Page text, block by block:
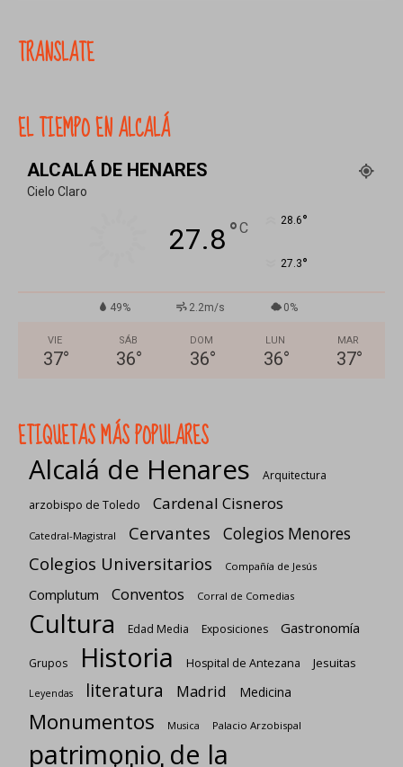
TRANSLATE
EL TIEMPO EN ALCALÁ
ALCALÁ DE HENARES
Cielo Claro
27.8°C 28.6°
27.3°
49% 2.2m/s 0%
VIE
37°
SÁB
36°
DOM
36°
LUN
36°
MAR
37°
ETIQUETAS MÁS POPULARES
Alcalá de Henares
Arquitectura
arzobispo de Toledo
Cardenal Cisneros
Catedral-Magistral Cervantes Colegios Menores
Colegios Universitarios Compañía de Jesús
Complutum Conventos Corral de Comedias
Cultura Edad Media Exposiciones Gastronomía
Grupos Historia Hospital de Antezana Jesuitas
Leyendas literatura Madrid Medicina
Monumentos Musica Palacio Arzobispal
patrimonio de la